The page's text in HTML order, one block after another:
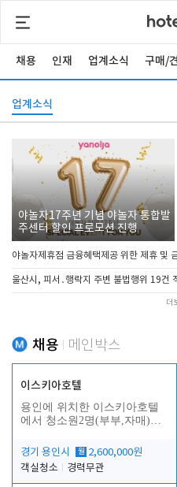
채용 인재 업계소식 구매/
업계소식
야놀자17주년 기념 야놀자 통합발
주센터 할인 프로모션 진행
야놀자제휴점 금융혜택제공 위한 제휴 및
울산시, 피서․행락지 주변 불법행위 19건
더
채용 메인박스
이스키아호텔
용인에 위치한 이스키아호텔
에서 청소원2명(부부,자매)을
경기 용인시
월 2,600,000원
객실청소
경력무관